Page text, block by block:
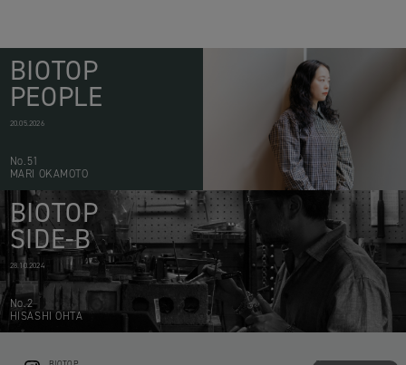
BIOTOP
PEOPLE
20.05.2026
No.51
MARI OKAMOTO
BIOTOP
SIDE-B
28.10.2024
No.2
HISASHI OHTA